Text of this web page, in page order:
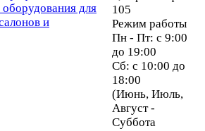
105
Режим работы
Пн - Пт: с 9:00
до 19:00
Сб: с 10:00 до
18:00
(Июнь, Июль,
Август -
Суббота